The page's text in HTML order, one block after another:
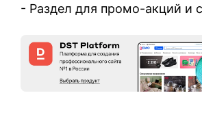
- Раздел для промо-акций и